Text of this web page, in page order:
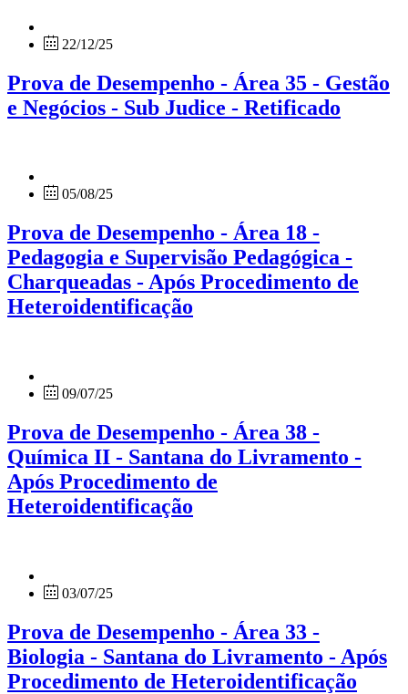
22/12/25
Prova de Desempenho - Área 35 - Gestão
e Negócios - Sub Judice - Retificado
05/08/25
Prova de Desempenho - Área 18 -
Pedagogia e Supervisão Pedagógica -
Charqueadas - Após Procedimento de
Heteroidentificação
09/07/25
Prova de Desempenho - Área 38 -
Química II - Santana do Livramento -
Após Procedimento de
Heteroidentificação
03/07/25
Prova de Desempenho - Área 33 -
Biologia - Santana do Livramento - Após
Procedimento de Heteroidentificação